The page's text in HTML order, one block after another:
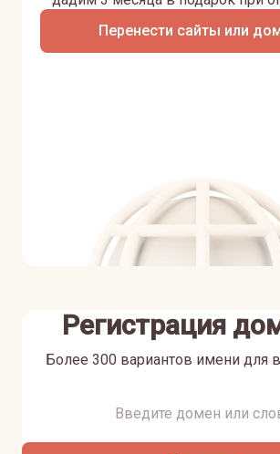
Перенести сайты или
Регистрация
Более 300 вариантов имени для